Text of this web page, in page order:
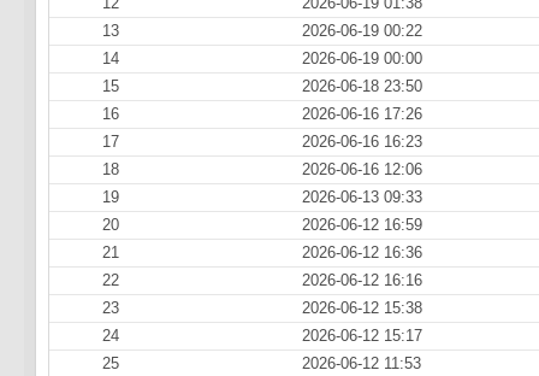
13
2026-06-19 00:22
14
2026-06-19 00:00
15
2026-06-18 23:50
16
2026-06-16 17:26
17
2026-06-16 16:23
18
2026-06-16 12:06
19
2026-06-13 09:33
20
2026-06-12 16:59
21
2026-06-12 16:36
22
2026-06-12 16:16
23
2026-06-12 15:38
24
2026-06-12 15:17
25
2026-06-12 11:53